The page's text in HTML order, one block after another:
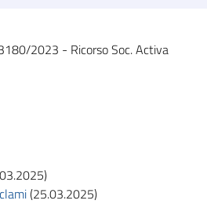
2023 - Ricorso Soc. Activa
(25.03.2025)